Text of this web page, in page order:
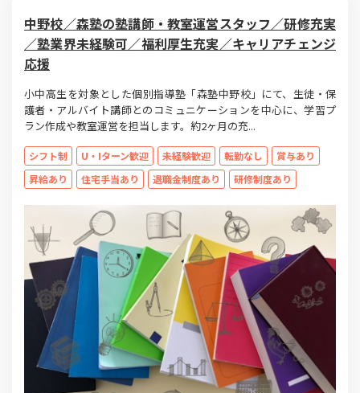
中野校／森塾の塾講師・教室運営スタッフ／研修充実
／塾業界未経験可／福利厚生充実／キャリアチェンジ
応援
小中高生を対象とした個別指導塾「森塾中野校」にて、生徒・保
護者・アルバイト講師とのコミュニケーションを中心に、学習プ
ラン作成や教室運営を担当します。約2ヶ月の充...
シフト制 U・Iターン歓迎 未経験歓迎 転勤なし
賞与あり
昇給あり
住宅手当あり 退職金制度あり 研修制度あり